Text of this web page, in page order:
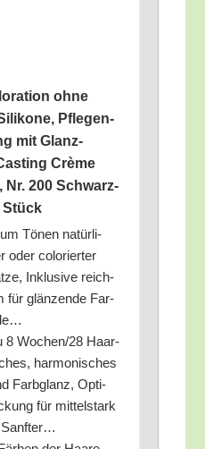
ohne
Pfle­gen­
mit Glanz-
Crè­me
Nr. 200 Schwarz­
Stück
Tönen natür­li­
oder colo­rier­ter
Inklu­si­ve reich­
für glän­zen­de Far­
8 Wochen/​28 Haar­
har­mo­ni­sches
Farb­glanz, Opti­
für mit­tel­stark
Sanfter…